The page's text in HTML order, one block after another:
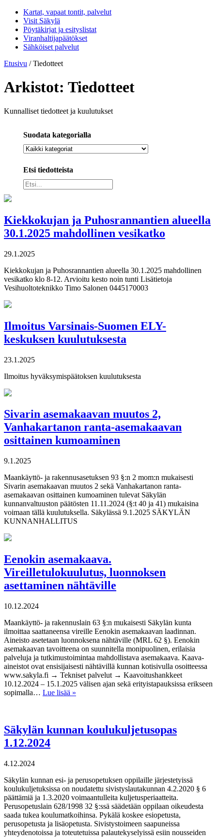
Kartat, vapaat tontit, palvelut
Visit Säkylä
Pöytäkirjat ja esityslistat
Viranhaltijapäätökset
Sähköiset palvelut
Etusivu /Tiedotteet
Arkistot: Tiedotteet
Kunnalliset tiedotteet ja kuulutukset
Suodata kategorialla
Etsi tiedotteista
Etsi
tiedotteista
Kiekkokujan ja Puhosrannantien alueella
30.1.2025 mahdollinen vesikatko
29.1.2025
Kiekkokujan ja Puhosrannantien alueella 30.1.2025 mahdollinen
vesikatko klo 8-12. Arvioitu kesto noin tunti Lisätietoja
Vesihuoltoteknikko Timo Salonen 0445170003
Ilmoitus Varsinais-Suomen ELY-
keskuksen kuulutuksesta
23.1.2025
Ilmoitus hyväksymispäätoksen kuulutuksesta
Sivarin asemakaavan muutos 2,
Vanhakartanon ranta-asemakaavan
osittainen kumoaminen
9.1.2025
Maankäyttö- ja rakennusasetuksen 93 §:n 2 mom:n mukaisesti
Sivarin asemakaavan muutos 2 sekä Vanhakartanon ranta-
asemakaavan osittainen kumoaminen tulevat Säkylän
kunnanvaltuuston päätösten 11.11.2024 (§:t 40 ja 41) mukaisina
voimaan tällä kuulutuksella. Säkylässä 9.1.2025 SÄKYLÄN
KUNNANHALLITUS
Eenokin asemakaava.
Vireilletulokuulutus, luonnoksen
asettaminen nähtäville
10.12.2024
Maankäyttö- ja rakennuslain 63 §:n mukaisesti Säkylän kunta
ilmoittaa saattaneensa vireille Eenokin asemakaavan laadinnan.
Aineisto asetetaan luonnoksena nähtäville (MRL 62 §). Eenokin
asemakaavan tavoitteena on suunnitella monipuolinen, erilaisia
palveluja ja tutkimustoimintaa mahdollistava asemakaava. Kaava-
aineistot ovat ensisijaisesti nähtävillä kunnan kotisivulla osoitteessa
www.sakyla.fi → Tekniset palvelut → Kaavoitushankkeet
10.12.2024 – 15.1.2025 välisen ajan sekä erityistapauksissa erikseen
sopimalla… Lue lisää »
Säkylän kunnan koulukuljetusopas
1.12.2024
4.12.2024
Säkylän kunnan esi- ja perusopetuksen oppilaille järjestetyissä
koulukuljetuksissa on noudatettu sivistyslautakunnan 4.2.2020 § 6
päättämiä ja 1.3.2020 voimaantulleita kuljetusperiaatteita.
Perusopetuslain 628/1998 32 §:ssä säädetään oppilaan oikeudesta
saada tukea koulumatkoihinsa. Pykälä koskee esiopetusta,
perusopetusta ja lisäopetusta. Sivistystoimeen saapuneissa
yhteydenotoissa ja toteutetuissa palautekyselyissä esiin nousseiden